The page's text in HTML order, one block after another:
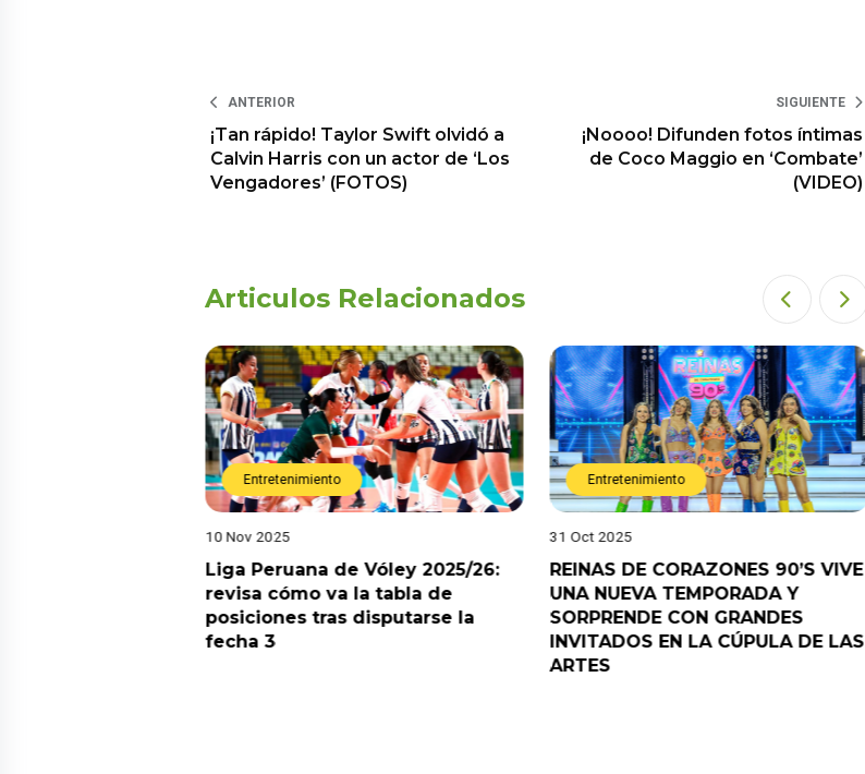
ANTERIOR
¡Tan rápido! Taylor Swift olvidó a
Calvin Harris con un actor de ‘Los
Vengadores’ (FOTOS)
SIGUIENTE
¡Noooo! Difunden fotos íntimas
de Coco Maggio en ‘Combate’
(VIDEO)
Articulos Relacionados
Entretenimiento
10 Nov 2025
Liga Peruana de Vóley 2025/26:
revisa cómo va la tabla de
posiciones tras disputarse la
fecha 3
Entretenimiento
31 Oct 2025
REINAS DE CORAZONES 90’S VIVE
UNA NUEVA TEMPORADA Y
SORPRENDE CON GRANDES
INVITADOS EN LA CÚPULA DE LAS
ARTES